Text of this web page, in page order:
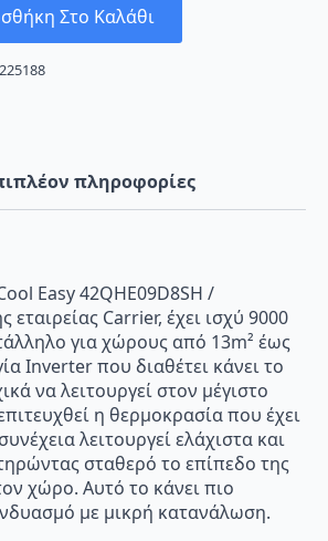
Στο Καλάθι
πληροφορίες
Easy 42QHE09D8SH /
εταιρείας Carrier, έχει ισχύ 9000
για χώρους από 13m² έως
Inverter που διαθέτει κάνει το
να λειτουργεί στον μέγιστο
η θερμοκρασία που έχει
λειτουργεί ελάχιστα και
σταθερό το επίπεδο της
χώρο. Αυτό το κάνει πιο
με μικρή κατανάλωση.